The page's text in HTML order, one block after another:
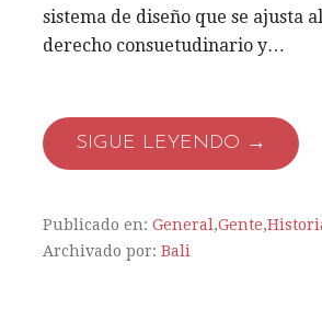
sistema de diseño que se ajusta
derecho consuetudinario y…
SIGUE LEYENDO →
Publicado en: General ,Gente,
Archivado por: Bali